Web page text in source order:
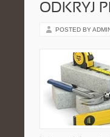
ODKRYJ
POSTED BY